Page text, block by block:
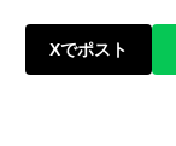
Xでポスト